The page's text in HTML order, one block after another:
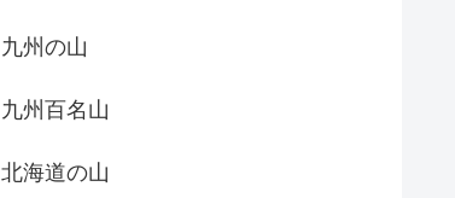
九州の山
九州百名山
北海道の山